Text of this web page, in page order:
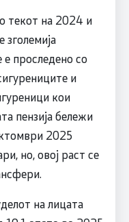
текот на 2024 и
зголемија
проследено со
и
кои
пензија бележи
2025
но, овој раст се
на лицата